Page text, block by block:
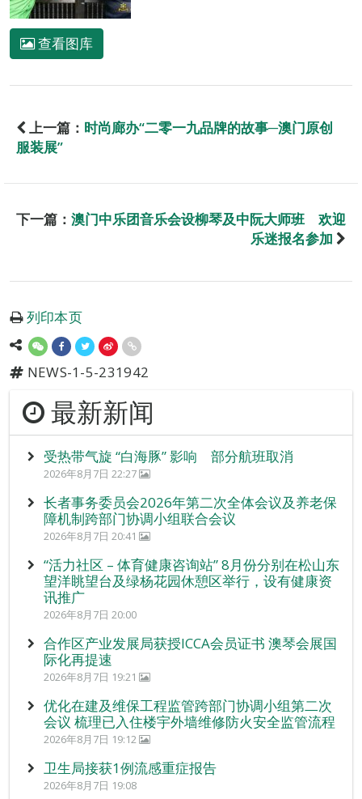
查看图库
上一篇： 时尚廊办“二零一九品牌的故事─澳门原创
服装展”
下一篇： 澳门中乐团音乐会设柳琴及中阮大师班 欢迎
乐迷报名参加
列印本页
NEWS-1-5-231942
最新新闻
受热带气旋 “白海豚” 影响 部分航班取消
2026年8月7日 22:27
长者事务委员会2026年第二次全体会议及养老保
障机制跨部门协调小组联合会议
2026年8月7日 20:41
“活力社区 – 体育健康咨询站” 8月份分别在松山东
望洋眺望台及绿杨花园休憩区举行，设有健康资
讯推广
2026年8月7日 20:00
合作区产业发展局获授ICCA会员证书 澳琴会展国
际化再提速
2026年8月7日 19:21
优化在建及维保工程监管跨部门协调小组第二次
会议 梳理已入住楼宇外墙维修防火安全监管流程
2026年8月7日 19:12
卫生局接获1例流感重症报告
2026年8月7日 19:08